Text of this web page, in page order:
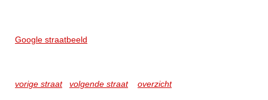
Google straatbeeld
vorige straat volgende straat overzicht